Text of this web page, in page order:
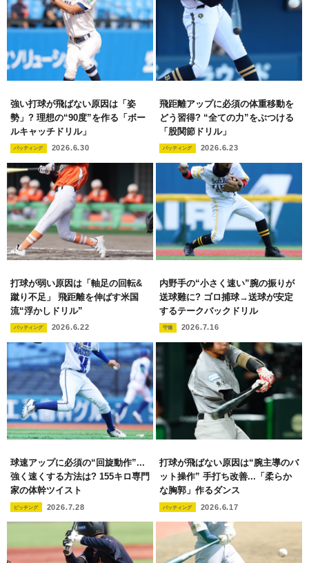
強い打球が飛ばない原因は「姿
勢」? 理想の“90度”を作る「ボー
ルキャッチドリル」
バッティング 2026.6.30
飛距離アップに必須の体重移動を
どう習得? “全ての力”をぶつける
「股関節ドリル」
バッティング 2026.6.23
打球が弱い原因は「軸足の回転&
蹴り不足」 飛距離を伸ばす米国
流“浮かしドリル”
バッティング 2026.6.22
内野手の“小さく速い”腕の振りが
送球難に? ゴロ捕球→送球が安定
するテークバックドリル
守備 2026.7.16
球速アップに必須の“回旋動作”...
強く速くする方法は? 155キロ専門
家の体幹ツイスト
ピッチング 2026.7.28
打球が飛ばない原因は“腕主導のバ
ット操作” 手打ち改善...「柔らか
な胸郭」作るダンス
バッティング 2026.6.17